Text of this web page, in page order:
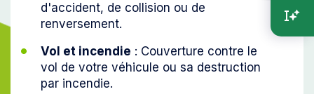
d'accident, de collision ou de
renversement.
Vol et incendie : Couverture contre le
vol de votre véhicule ou sa destruction
par incendie.